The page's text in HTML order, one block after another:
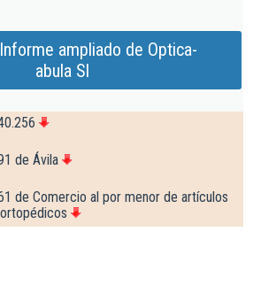
ampliado de Optica-
abula Sl
de Ávila
de Comercio al por menor de artículos